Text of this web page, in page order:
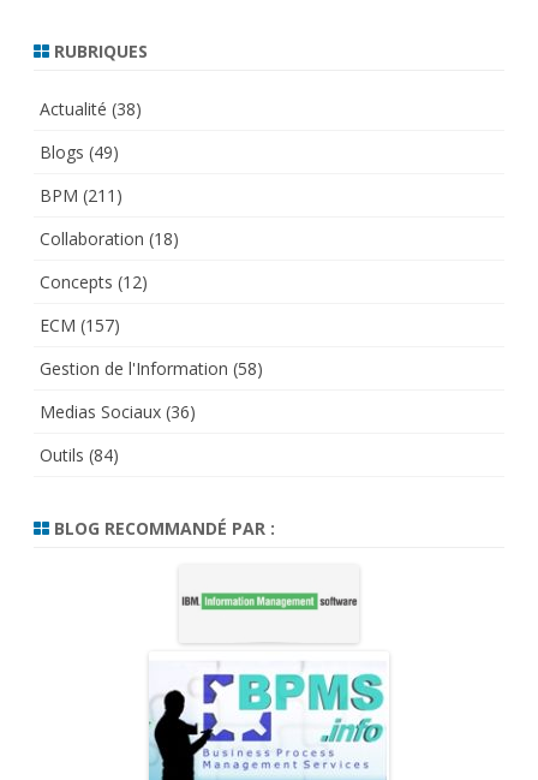
RUBRIQUES
Actualité (38)
Blogs (49)
BPM (211)
Collaboration (18)
Concepts (12)
ECM (157)
Gestion de l'Information (58)
Medias Sociaux (36)
Outils (84)
BLOG RECOMMANDÉ PAR :